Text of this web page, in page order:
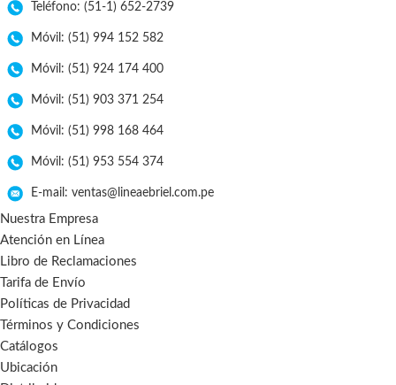
Teléfono: (51-1) 652-2739
Móvil: (51) 994 152 582
Móvil: (51) 924 174 400
Móvil: (51) 903 371 254
Móvil: (51) 998 168 464
Móvil: (51) 953 554 374
E-mail: ventas@lineaebriel.com.pe
Nuestra Empresa
Atención en Línea
Libro de Reclamaciones
Tarifa de Envío
Políticas de Privacidad
Términos y Condiciones
Catálogos
Ubicación